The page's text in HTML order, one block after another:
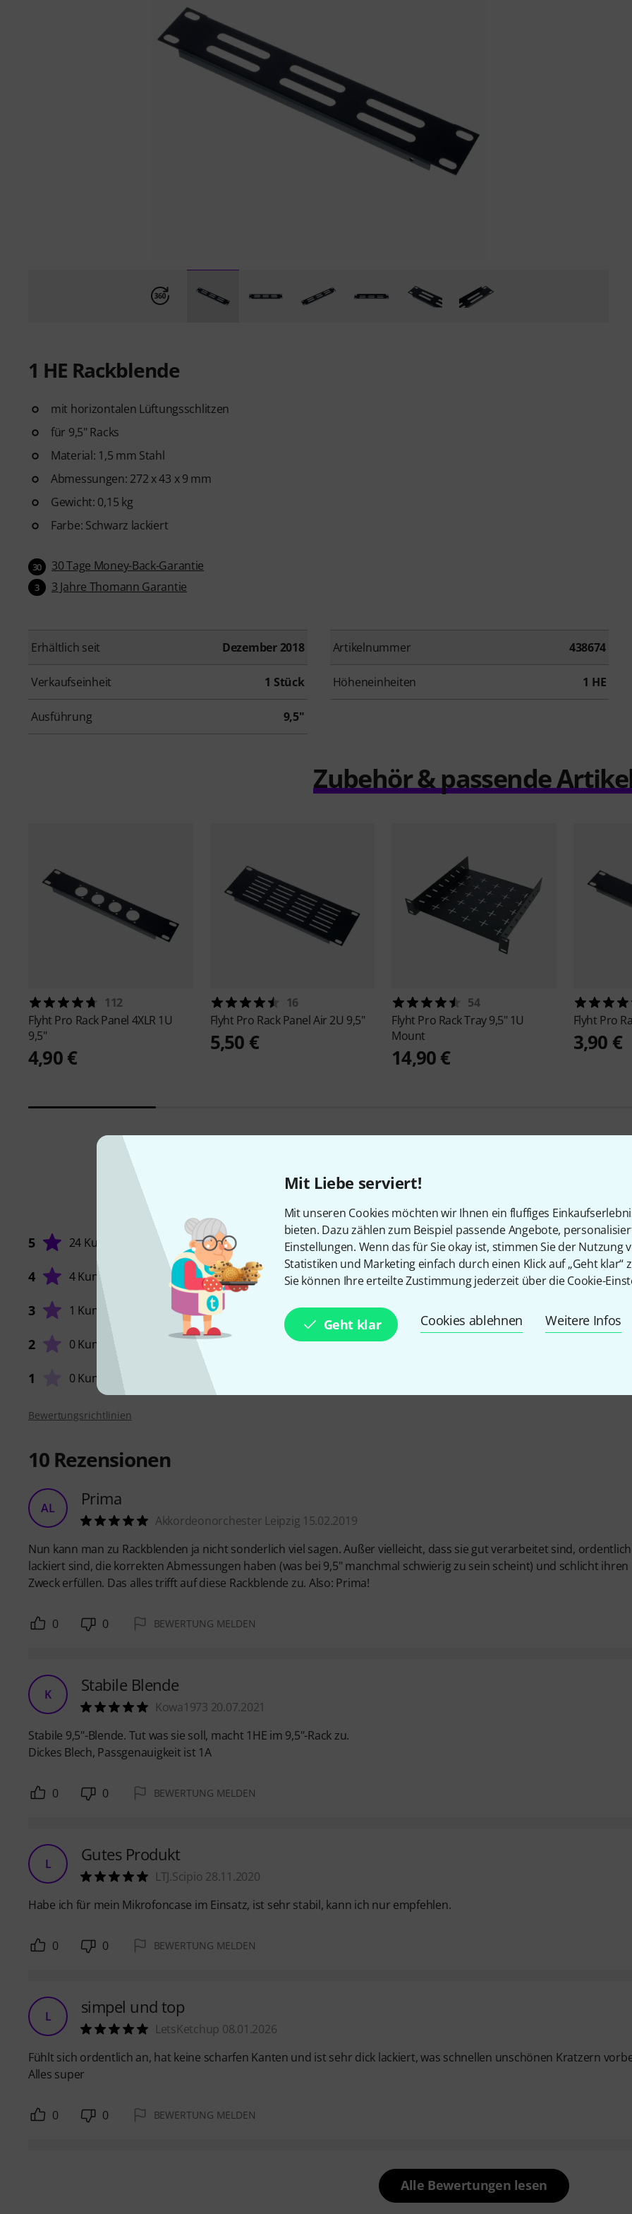
Mit Liebe serviert!
Mit unseren Cookies möchten wir Ihnen ein fluffiges
bieten. Dazu zählen zum Beispiel passende Angebote,
Einstellungen. Wenn das für Sie okay ist, stimmen Sie der Nutzung
Statistiken und Marketing einfach durch einen Klick auf „Geht klar“
Sie können Ihre erteilte Zustimmung jederzeit über die Cookie-
Geht klar Cookies ablehnen Weitere Infos
1 HE Rackblende
mit horizontalen Lüftungsschlitzen
für 9,5" Racks
Material: 1,5 mm Stahl
Abmessungen: 272 x 43 x 9 mm
Gewicht: 0,15 kg
Farbe: Schwarz lackiert
30 30 Tage Money-Back-Garantie
3 3 Jahre Thomann Garantie
Erhältlich seit Dezember 2018 Artikelnummer 438674
Verkaufseinheit 1 Stück Höheneinheiten 1 HE
Ausführung 9,5"
Zubehör & passende
112
Flyht Pro Rack Panel 4XLR 1U
9,5"
4,90 €
16
Flyht Pro Rack Panel Air 2U 9,5"
5,50 €
54
Flyht Pro Rack Tray 9,5" 1U
Mount
14,90 €
Flyht Pro
3,90 €
29Kundenbewertungen
5 24 Kunden
4 4 Kunden
3 1 Kunde
2 0 Kunden
1 0 Kunden
4.8/ 5
VERARBEITUNG
Bewertungsrichtlinien
10 Rezensionen
AL Prima
Akkordeonorchester Leipzig 15.02.2019
Nun kann man zu Rackblenden ja nicht sonderlich viel sagen. Außer vielleicht, dass sie gut verarbeitet sind, ordentlich
lackiert sind, die korrekten Abmessungen haben (was bei 9,5" manchmal schwierig zu sein scheint) und schlicht ihren
Zweck erfüllen. Das alles trifft auf diese Rackblende zu. Also: Prima!
0 0 BEWERTUNG MELDEN
K Stabile Blende
Kowa1973 20.07.2021
Stabile 9,5"-Blende. Tut was sie soll, macht 1HE im 9,5"-Rack zu.
Dickes Blech, Passgenauigkeit ist 1A
0 0 BEWERTUNG MELDEN
L Gutes Produkt
LTJ.Scipio 28.11.2020
Habe ich für mein Mikrofoncase im Einsatz, ist sehr stabil, kann ich nur empfehlen.
0 0 BEWERTUNG MELDEN
L simpel und top
LetsKetchup 08.01.2026
Fühlt sich ordentlich an, hat keine scharfen Kanten und ist sehr dick lackiert, was schnellen unschönen Kratzern
Alles super
0 0 BEWERTUNG MELDEN
Alle Bewertungen lesen